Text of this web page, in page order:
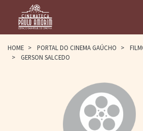
HOME
PAULO AMORIM
> HOMENAGEADOS
> EQUIPE
> ASSOCIAÇÃO DOS
HOME > PORTAL DO CINEMA GAÚCHO >
>
GERSON SALCEDO